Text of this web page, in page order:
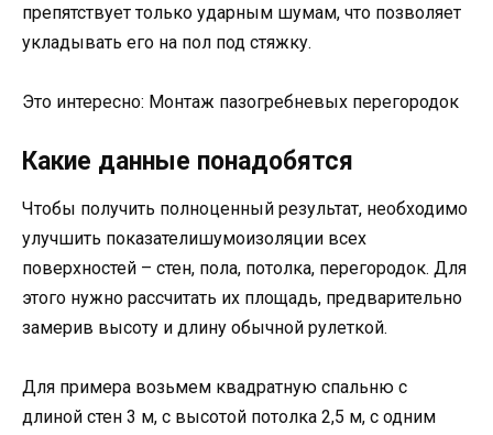
препятствует только ударным шумам, что позволяет
укладывать его на пол под стяжку.
Это интересно: Монтаж пазогребневых перегородок
Какие данные понадобятся
Чтобы получить полноценный результат, необходимо
улучшить показателишумоизоляции всех
поверхностей – стен, пола, потолка, перегородок. Для
этого нужно рассчитать их площадь, предварительно
замерив высоту и длину обычной рулеткой.
Для примера возьмем квадратную спальню с
длиной стен 3 м, с высотой потолка 2,5 м, с одним